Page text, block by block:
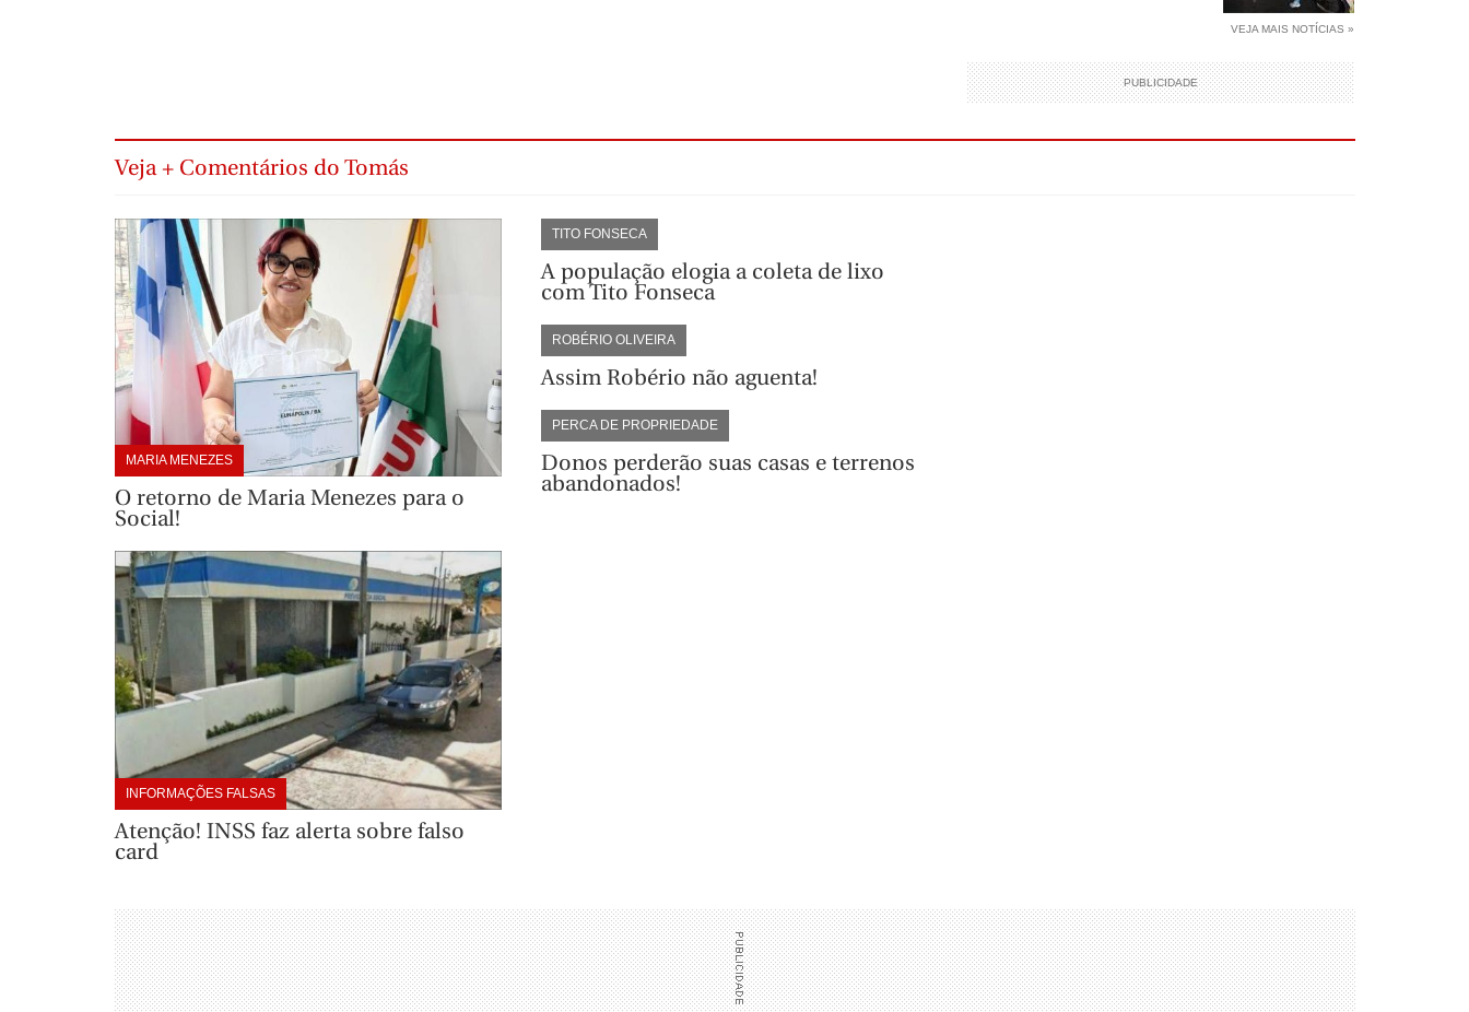
VEJA MAIS NOTÍCIAS »
PUBLICIDADE
Veja + Comentários do Tomás
MARIA MENEZES
O retorno de Maria Menezes para o
Social!
INFORMAÇÕES FALSAS
Atenção! INSS faz alerta sobre falso
card
TITO FONSECA
A população elogia a coleta de lixo
com Tito Fonseca
ROBÉRIO OLIVEIRA
Assim Robério não aguenta!
PERCA DE PROPRIEDADE
Donos perderão suas casas e terrenos
abandonados!